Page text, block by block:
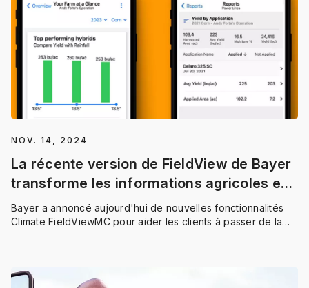
NOV. 14, 2024
La récente version de FieldView de Bayer
transforme les informations agricoles en
réponses
Bayer a annoncé aujourd'hui de nouvelles fonctionnalités
Climate FieldViewMC pour aider les clients à passer de la